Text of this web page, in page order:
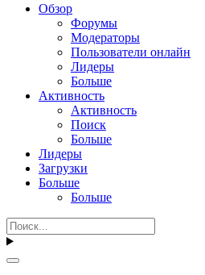
Обзор
Форумы
Модераторы
Пользователи онлайн
Лидеры
Больше
Активность
Активность
Поиск
Больше
Лидеры
Загрузки
Больше
Больше